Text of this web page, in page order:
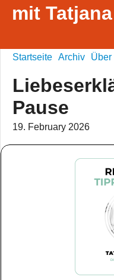
mit
Startseite Archiv Über
Pause
19. February 2026